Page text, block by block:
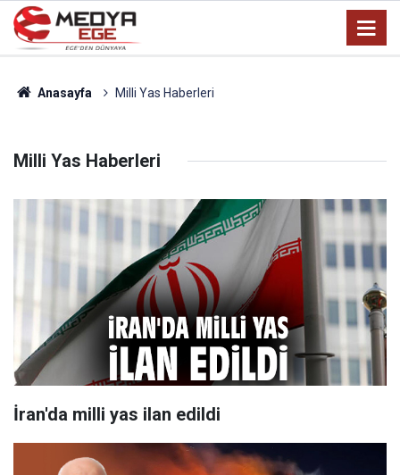
Anasayfa Milli Yas Haberleri
Milli Yas Haberleri
İran'da milli yas ilan edildi